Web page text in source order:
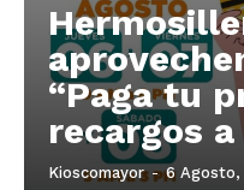
“Paga tu
recargos
Kioscomayor - 6 Agosto,